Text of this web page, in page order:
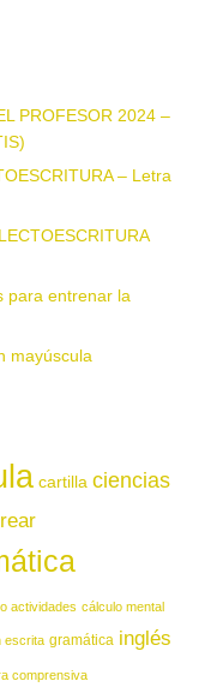
PROFESOR 2024 –
– Letra
para entrenar la
mayúscula
cartilla ciencias
actividades cálculo mental
escrita gramática inglés
comprensiva